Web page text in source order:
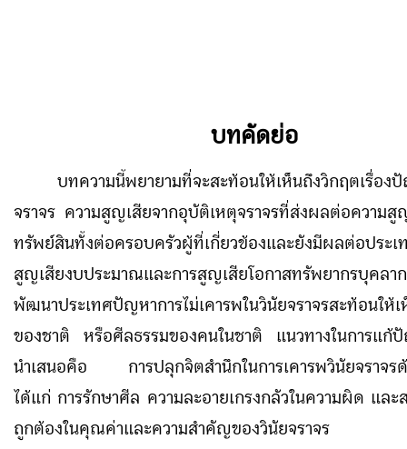
บทคัดย่อ
บทความนี้พยายามที่จะสะท้อนให้เห็นถึงวิกฤตเรื่อง
จราจร ความสูญเสียจากอุบัติเหตุจราจรที่ส่งผลต่อความสู
ทรัพย์สินทั้งต่อครอบครัวผู้ที่เกี่ยวข้องและยังมีผลต่อประเ
สูญเสียงบประมาณและการสูญเสียโอกาสทรัพยากรบุคลาก
พัฒนาประเทศปัญหาการไม่เคารพในวินัยจราจรสะท้อนให้
ของชาติ หรือศีลธรรมของคนในชาติ แนวทางในการแก้
นำเสนอคือ การปลุกจิตสำนึกในการเคารพวินัยจราจร
ได้แก่ การรักษาศีล ความละอายเกรงกลัวในความผิด และ
ถูกต้องในคุณค่าและความสำคัญของวินัยจราจร